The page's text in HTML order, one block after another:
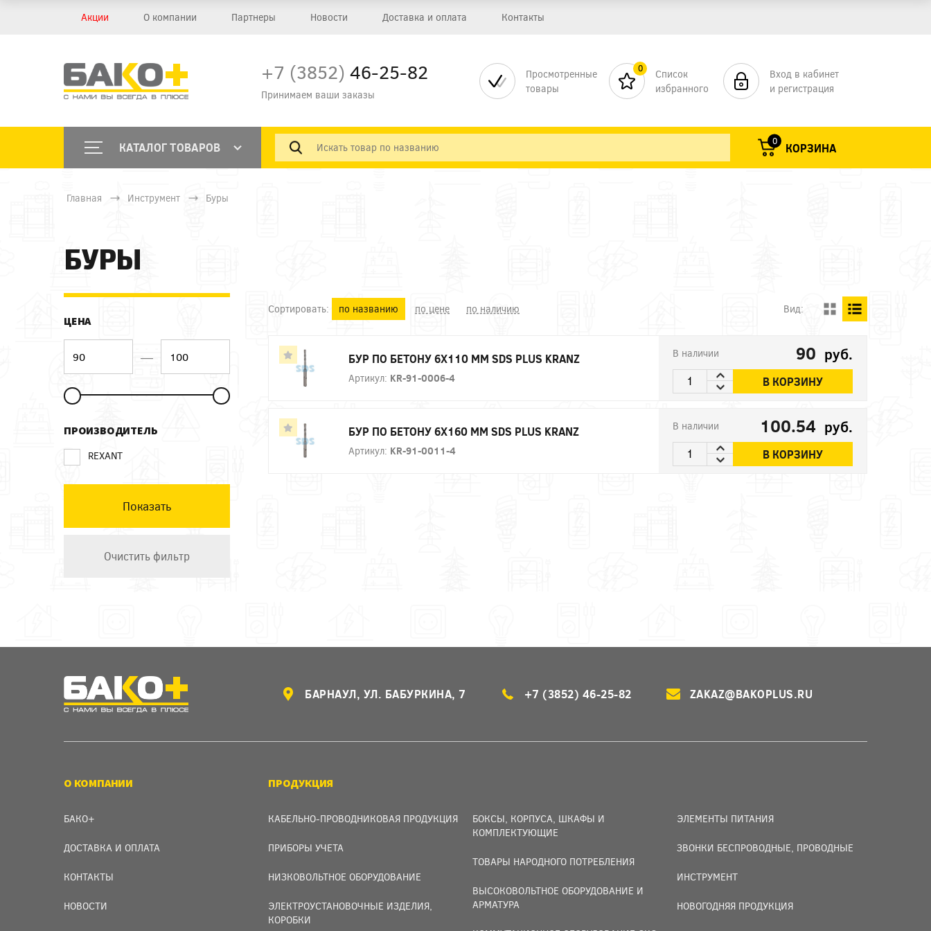
Акции О компании Партнеры Новости Доставка и оплата Контакты
+7 (3852) 46-25-82
Принимаем ваши заказы
Просмотренные
товары
0
Список
избранного
Вход в кабинет
и регистрация
КАТАЛОГ ТОВАРОВ 0 КОРЗИНА
Главная Инструмент Буры
БУРЫ
ЦЕНА
—
ПРОИЗВОДИТЕЛЬ
REXANT
Сортировать: по названию по цене по наличию Вид:
БУР ПО БЕТОНУ 6X110 ММ SDS PLUS KRANZ
Артикул: KR-91-0006-4
В наличии 90 руб.
В КОРЗИНУ
БУР ПО БЕТОНУ 6X160 ММ SDS PLUS KRANZ
Артикул: KR-91-0011-4
В наличии 100.54 руб.
В КОРЗИНУ
БАРНАУЛ, УЛ. БАБУРКИНА, 7 +7 (3852) 46-25-82 ZAKAZ@BAKOPLUS.RU
О КОМПАНИИ
БАКО+
ДОСТАВКА И ОПЛАТА
КОНТАКТЫ
НОВОСТИ
ПРОДУКЦИЯ
КАБЕЛЬНО-ПРОВОДНИКОВАЯ ПРОДУКЦИЯ
ПРИБОРЫ УЧЕТА
НИЗКОВОЛЬТНОЕ ОБОРУДОВАНИЕ
ЭЛЕКТРОУСТАНОВОЧНЫЕ ИЗДЕЛИЯ,
КОРОБКИ
БОКСЫ, КОРПУСА, ШКАФЫ И
КОМПЛЕКТУЮЩИЕ
ТОВАРЫ НАРОДНОГО ПОТРЕБЛЕНИЯ
ВЫСОКОВОЛЬТНОЕ ОБОРУДОВАНИЕ И
АРМАТУРА
ЭЛЕМЕНТЫ ПИТАНИЯ
ЗВОНКИ БЕСПРОВОДНЫЕ, ПРОВОДНЫЕ
ИНСТРУМЕНТ
НОВОГОДНЯЯ ПРОДУКЦИЯ